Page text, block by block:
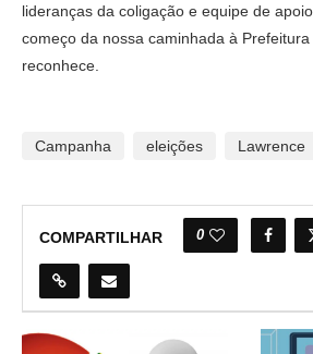
lideranças da coligação e equipe de
começo da nossa caminhada à Prefeitura
reconhece.
Campanha eleições Lawrence
COMPARTILHAR 0